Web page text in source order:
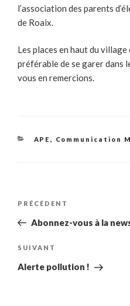
l’association des parents
de Roaix.
Les places en haut du
préférable de se garer dans
vous en remercions.
Catégories
APE , Communication
Navigation
l’article
Article
précédent
PRÉCÉDENT
Abonnez-vous à la
Article
suivant
SUIVANT
Alerte pollution !